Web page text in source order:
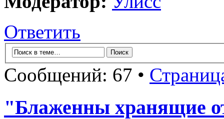
Ответить
Сообщений: 67 •
"Блаженны хранящие